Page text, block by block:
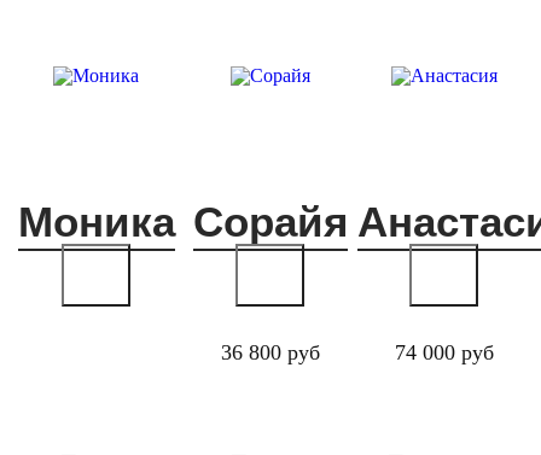
Моника
36 800 руб
Сорайя
74 000 руб